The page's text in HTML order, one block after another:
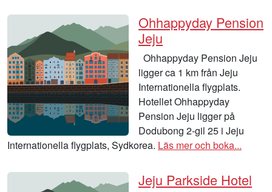
Ohhappyday Pension
Jeju
Ohhappyday Pension Jeju
ligger ca 1 km från Jeju
Internationella flygplats.
Hotellet Ohhappyday
Pension Jeju ligger på
Dodubong 2-gil 25 i Jeju
Internationella flygplats, Sydkorea. Läs mer och boka...
Jeju Parkside Hotel